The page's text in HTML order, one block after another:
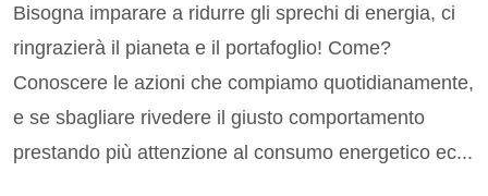
Bisogna imparare a ridurre gli sprechi di energia, ci
ringrazierà il pianeta e il portafoglio! Come?
Conoscere le azioni che compiamo quotidianamente,
e se sbagliare rivedere il giusto comportamento
prestando più attenzione al consumo energetico ec...